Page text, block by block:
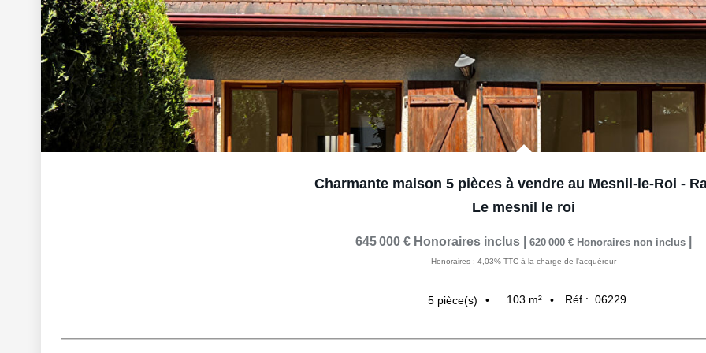
Charmante maison 5 pièces à vendre au Mesnil-le-Roi -
Le mesnil le roi
645 000 € Honoraires inclus 620 000 € Honoraires non inclus
Honoraires : 4,03% TTC à la charge de l'acquéreur
5 pièce(s) 103 m² Réf : 06229